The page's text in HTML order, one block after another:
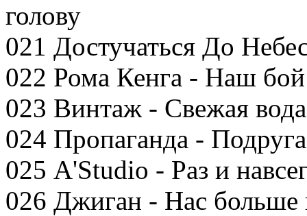
голову
021 Достучаться До
022 Рома Кенга - Наш
023 Винтаж - Свежая вода
024 Пропаганда - Подруга
025 A'Studio - Раз и
026 Джиган - Нас больше